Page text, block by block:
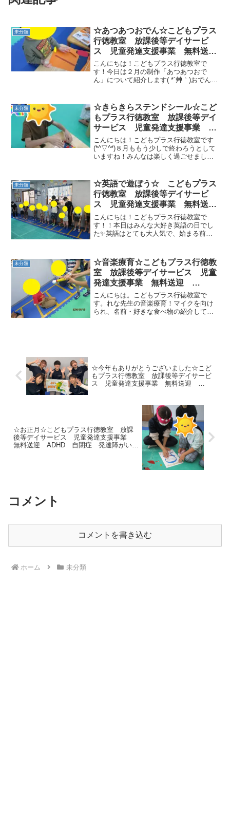
未分類
☆あつあつおでん☆こどもプラス
行徳教室 放課後等デイサービ
ス 児童発達支援事業 無料送
迎 ADHD 自閉症 発達障が
い 運動遊び
こんにちは！こどもプラス行徳教室で
す！今日は２月の制作「あつあつおで
ん」について紹介します( *´艸｀)おでんの
「大根」「こんにゃく」「はんぺん」
「たまご」「ちくわ」「...
未分類
☆きらきらステンドシール☆こど
もプラス行徳教室 放課後等デイ
サービス 児童発達支援事業 無
料送迎 ADHD 自閉症 発達障
がい 運動療育 遊び 南行徳
市川市 浦安市
こんにちは！こどもプラス行徳教室です
(*^▽^*)８月ももう少しで終わろうとして
いますね！みんなは楽しく過ごせました
ね😄夏休みのイベントステンドシール作
りをみんなで行い...
未分類
☆英語で遊ぼう☆ こどもプラス
行徳教室 放課後等デイサービ
ス 児童発達支援事業 無料送
迎 ADHD 自閉症 発達障が
い 運動療育 遊び 南行徳 市
川市 浦安市 江戸川区
こんにちは！こどもプラス行徳教室で
す！！本日はみんな大好き英語の日でし
た✨英語はとても大人気で、始まる前か
歌いながら身体を動かします☆ノリノリ
で踊っている子や大きな声で...
未分類
☆音楽療育☆こどもプラス行徳教
室 放課後等デイサービス 児童
発達支援事業 無料送迎
ADHD 自閉症 発達障がい 運
動療育 遊び 南行徳 市川市
浦安市 江戸川区
こんにちは。こどもプラス行徳教室で
す。れな先生の音楽療育！マイクを向け
られ、名前・好きな食べ物の紹介してい
☆今年もありがとうございました☆こど
もプラス行徳教室 放課後等デイサービ
ス 児童発達支援事業 無料送迎
☆お正月☆こどもプラス行徳教室 放課
後等デイサービス 児童発達支援事業
無料送迎 ADHD 自閉症 発達障がい
コメント
コメントを書き込む
ホーム 未分類